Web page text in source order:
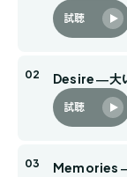
試聴
Desire ―大
試聴
Memories